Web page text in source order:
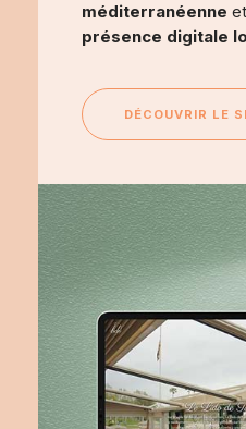
méditerranéenne
présence digitale
DÉCOUVRIR LE